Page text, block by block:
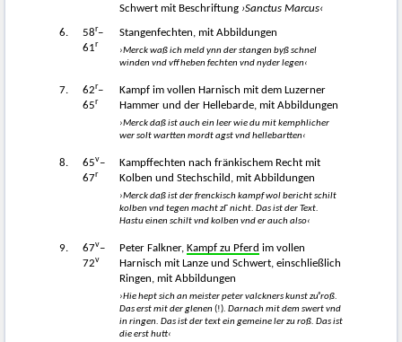
Schwert mit Beschriftung ›Sanctus Marcus‹
6. 58r–
61r
Stangenfechten, mit Abbildungen
›Merck waß ich meld ynn der stangen byß schnel
winden vnd vff heben fechten vnd nyder legen‹
7. 62r–
65r
Kampf im vollen Harnisch mit dem Luzerner
Hammer und der Hellebarde, mit Abbildungen
›Merck daß ist auch ein leer wie du mit kemphlicher
wer solt wartten mordt agst vnd hellebartten‹
8. 65v–
67r
Kampffechten nach fränkischem Recht mit
Kolben und Stechschild, mit Abbildungen
›Merck daß ist der frenckisch kampf wol bericht schilt
kolben vnd tegen macht zΓnicht. Das ist der Text.
Hastu einen schilt vnd kolben vnd er auch also‹
9. 67v–
72v
Peter Falkner, Kampf zu Pferd im vollen
Harnisch mit Lanze und Schwert, einschließlich
Ringen, mit Abbildungen
›Hie hept sich an meister peter valckners kunst zuͦ roß.
Das erst mit der glenen (!). Darnach mit dem swert vnd
in ringen. Das ist der text ein gemeine ler zu roß. Das ist
die erst hutt‹